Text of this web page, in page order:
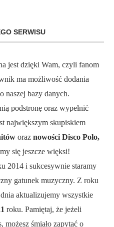
SERWISU
jest dzięki Wam, czyli fanom
ma możliwość dodania
naszej bazy danych.
podstronę oraz wypełnić
największym skupiskiem
oraz nowości Disco Polo,
się jeszcze więksi!
2014 i sukcesywnie staramy
gatunek muzyczny. Z roku
aktualizujemy wszystkie
roku. Pamiętaj, że jeżeli
możesz śmiało zapytać o